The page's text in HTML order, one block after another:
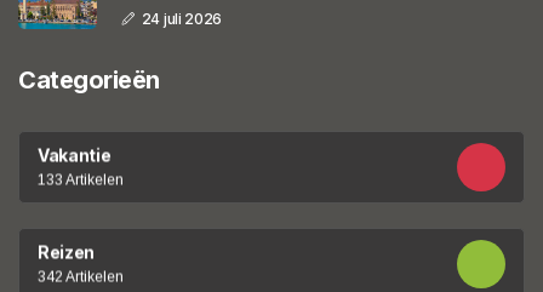
24 juli 2026
Categorieën
Vakantie
133 Artikelen
Reizen
342 Artikelen